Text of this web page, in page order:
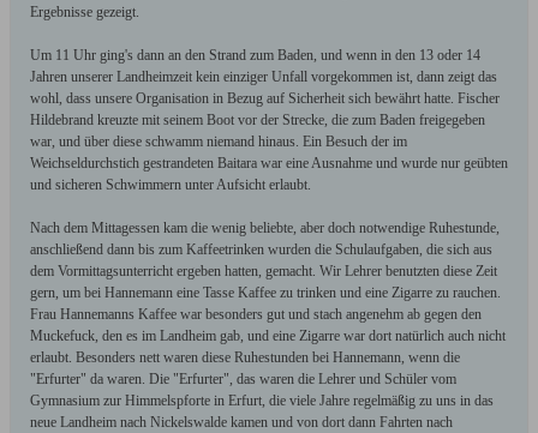
Ergebnisse gezeigt.
Um 11 Uhr ging's dann an den Strand zum Baden, und wenn in den 13 oder 14
Jahren unserer Landheimzeit kein einziger Unfall vorgekommen ist, dann zeigt das
wohl, dass unsere Organisation in Bezug auf Sicherheit sich bewährt hatte. Fischer
Hildebrand kreuzte mit seinem Boot vor der Strecke, die zum Baden freigegeben
war, und über diese schwamm niemand hinaus. Ein Besuch der im
Weichseldurchstich gestrandeten Baitara war eine Ausnahme und wurde nur geübten
und sicheren Schwimmern unter Aufsicht erlaubt.
Nach dem Mittagessen kam die wenig beliebte, aber doch notwendige Ruhestunde,
anschließend dann bis zum Kaffeetrinken wurden die Schulaufgaben, die sich aus
dem Vormittagsunterricht ergeben hatten, gemacht. Wir Lehrer benutzten diese Zeit
gern, um bei Hannemann eine Tasse Kaffee zu trinken und eine Zigarre zu rauchen.
Frau Hannemanns Kaffee war besonders gut und stach angenehm ab gegen den
Muckefuck, den es im Landheim gab, und eine Zigarre war dort natürlich auch nicht
erlaubt. Besonders nett waren diese Ruhestunden bei Hannemann, wenn die
"Erfurter" da waren. Die "Erfurter", das waren die Lehrer und Schüler vom
Gymnasium zur Himmelspforte in Erfurt, die viele Jahre regelmäßig zu uns in das
neue Landheim nach Nickelswalde kamen und von dort dann Fahrten nach